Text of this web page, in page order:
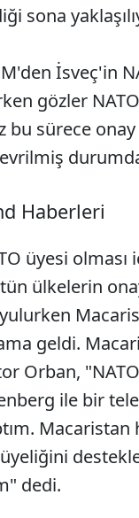
sona
İsveç'in
gözler
bu sürece
Haberleri
üyesi olması
ülkelerin
geldi.
Orban,
ile bir
dedi.